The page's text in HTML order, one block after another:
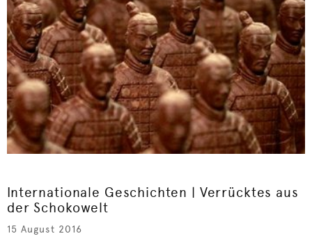
Internationale Geschichten | Verrücktes aus
der Schokowelt
15 August 2016